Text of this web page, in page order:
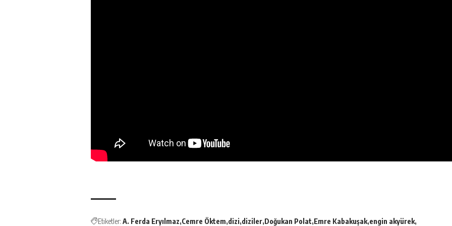
Etiketler: A. Ferda Eryılmaz Cemre Öktem dizi diziler Doğukan Polat Emre Kabakuşak engin akyürek